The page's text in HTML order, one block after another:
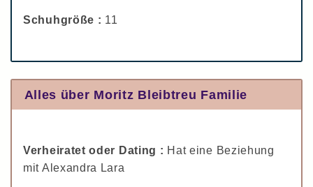
Schuhgröße : 11
Alles über Moritz Bleibtreu Familie
Verheiratet oder Dating : Hat eine Beziehung
mit Alexandra Lara